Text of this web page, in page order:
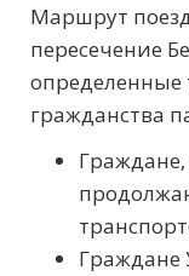
Маршрут
пересечение
определенные
гражданства
Граждане